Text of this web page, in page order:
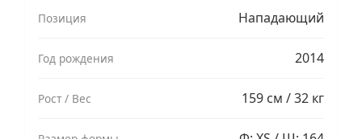
Позиция Нападающий
Год рождения 2014
Рост / Вес 159 см / 32 кг